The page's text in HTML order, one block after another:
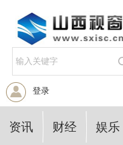
登录
资讯 财经 娱乐